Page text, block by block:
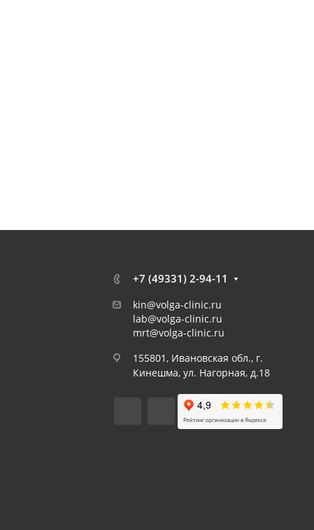
+7 (49331) 2-94-11
kin@volga-clinic.ru
lab@volga-clinic.ru
mrt@volga-clinic.ru
155801, Ивановская обл., г.
Кинешма, ул. Нагорная, д.18